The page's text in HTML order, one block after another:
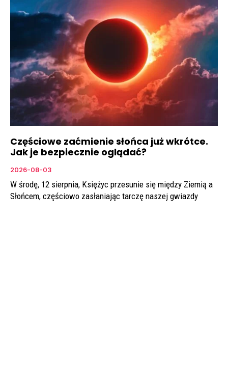
Częściowe zaćmienie słońca już wkrótce.
Jak je bezpiecznie oglądać?
2026-08-03
W środę, 12 sierpnia, Księżyc przesunie się między Ziemią a
Słońcem, częściowo zasłaniając tarczę naszej gwiazdy